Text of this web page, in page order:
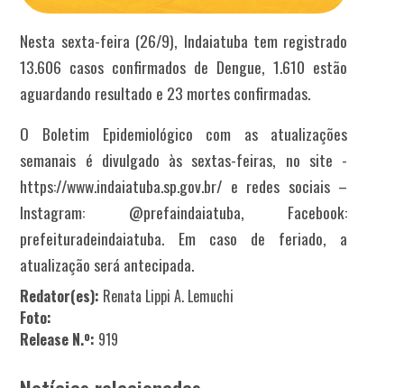
Nesta sexta-feira (26/9), Indaiatuba tem registrado
13.606 casos confirmados de Dengue, 1.610 estão
aguardando resultado e 23 mortes confirmadas.
O Boletim Epidemiológico com as atualizações
semanais é divulgado às sextas-feiras, no site -
https://www.indaiatuba.sp.gov.br/ e redes sociais –
Instagram: @prefaindaiatuba, Facebook:
prefeituradeindaiatuba. Em caso de feriado, a
atualização será antecipada.
Redator(es): Renata Lippi A. Lemuchi
Foto:
Release N.º: 919